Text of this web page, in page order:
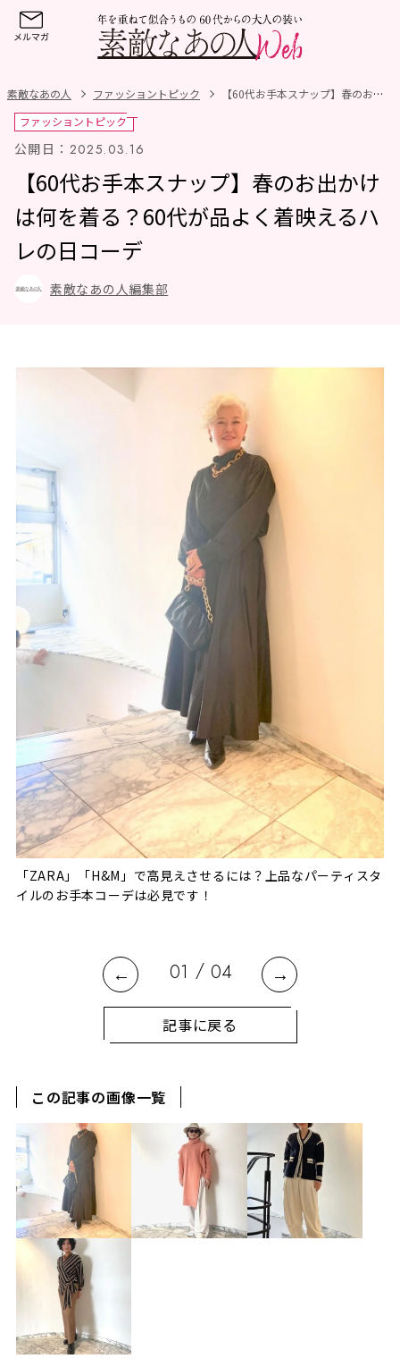
素敵なあの人 ファッショントピック
【60代お手本スナップ】春のお出かけは何を着る？60代が品よく着映えるハレの日コーデ
ファッショントピック
公開日： 2025.03.16
【60代お手本スナップ】春のお出かけ
は何を着る？60代が品よく着映えるハ
レの日コーデ
素敵なあの人編集部
「ZARA」「H&M」で高見えさせるには？上品なパーティスタ
イルのお手本コーデは必見です！
01 / 04
記事に戻る
この記事の画像一覧